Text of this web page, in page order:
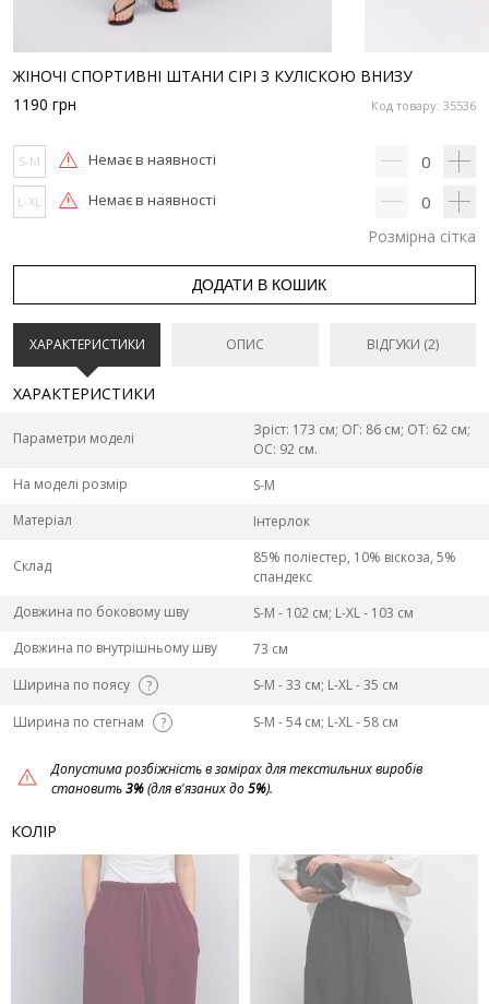
ЖІНОЧІ СПОРТИВНІ ШТАНИ СІРІ З КУЛІСКОЮ ВНИЗУ
Код товару: 35536
1190 грн
S-M Немає в наявності 0
L-XL Немає в наявності 0
Розмірна сітка
ДОДАТИ В КОШИК
ХАРАКТЕРИСТИКИ ОПИС ВІДГУКИ (2)
ХАРАКТЕРИСТИКИ
Параметри моделі
Зріст: 173 см; ОГ: 86 см; ОТ: 62 см;
ОС: 92 см.
На моделі розмір
S-M
Матеріал
Інтерлок
Склад
85% поліестер, 10% віскоза, 5%
спандекс
Довжина по боковому шву
S-M - 102 см; L-ХL - 103 см
Довжина по внутрішньому шву
73 см
Ширина по поясу
?
S-M - 33 см; L-ХL - 35 см
Ширина по стегнам
? S-M - 54 см; L-ХL - 58 см
Допустима розбіжність в замірах для текстильних виробів
становить3%(для в'язаних до5%).
КОЛІР